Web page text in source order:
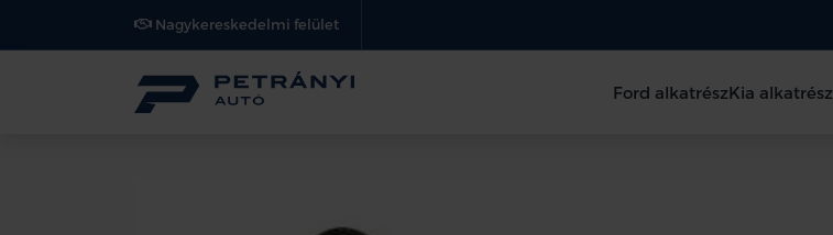
Nagykereskedelmi felület
Ford alkatrészKia alkatrész